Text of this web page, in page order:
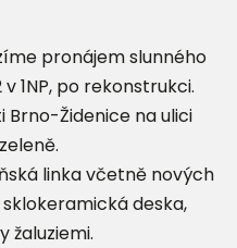
pronájem slunného
1NP, po rekonstrukci.
Brno-Židenice na ulici
linka včetně nových
deska,
žaluziemi.